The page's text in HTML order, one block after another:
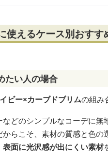
使えるケース別おすす
たい人の場合
ビー×カーブドブリムの組み
どのシンプルなコーデに無
らこそ、素材の質感と色の
表面に光沢感が出にくい素材